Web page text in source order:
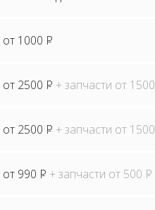
от 1000 P
от 2500 P + запчасти от 1500
от 2500 P + запчасти от 1500
от 990 P + запчасти от 500 P